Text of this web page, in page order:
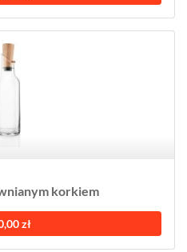
korkiem
zł